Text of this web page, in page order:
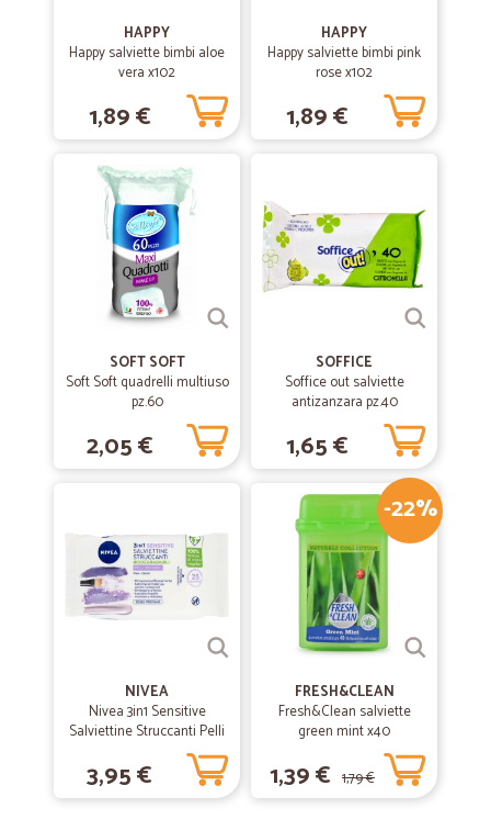
HAPPY
Happy salviette bimbi aloe
vera x102
1,89 €
HAPPY
Happy salviette bimbi pink
rose x102
1,89 €
SOFT SOFT
Soft Soft quadrelli multiuso
pz.60
2,05 €
SOFFICE
Soffice out salviette
antizanzara pz.40
1,65 €
NIVEA
Nivea 3in1 Sensitive
Salviettine Struccanti Pelli
Sensibili 25 pz
3,95 €
-22%
FRESH&CLEAN
Fresh&Clean salviette
green mint x40
1,39 € 1,79 €